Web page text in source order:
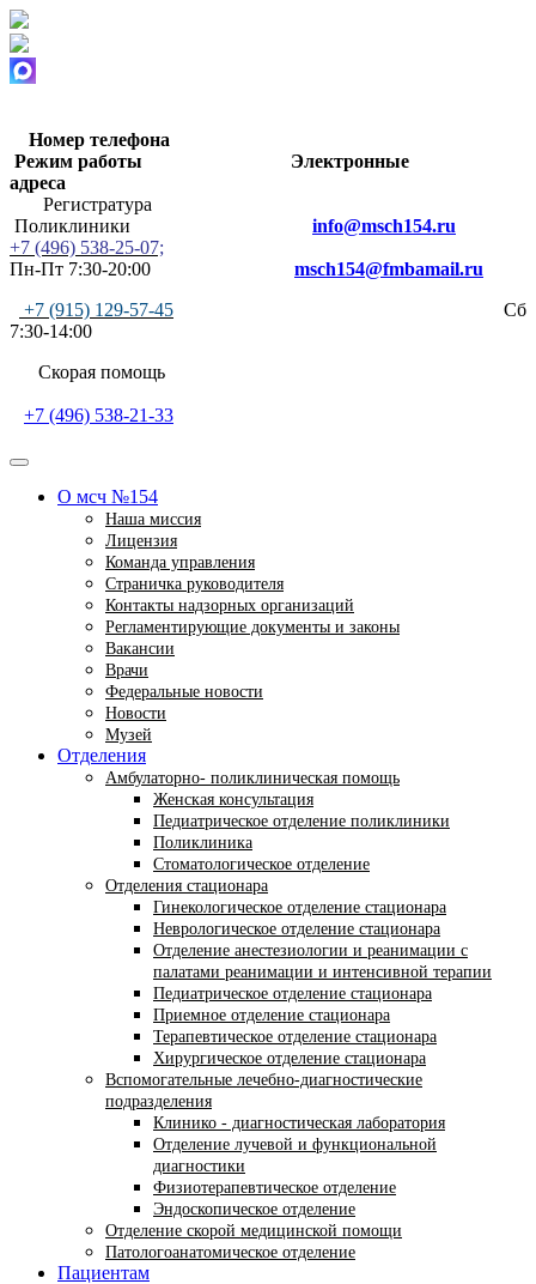
Номер телефона
Режим работы
Электронные
адреса
Регистратура
Поликлиники
info@msch154.ru
+7 (496) 538-25-07;
Пн-Пт 7:30-20:00 msch154@fmbamail.ru
+7 (915) 129-57-45
Сб
7:30-14:00
Скорая помощь
+7 (496) 538-21-33
О мсч №154
Наша миссия
Лицензия
Команда управления
Страничка руководителя
Контакты надзорных организаций
Регламентирующие документы и законы
Вакансии
Врачи
Федеральные новости
Новости
Музей
Отделения
Амбулаторно- поликлиническая помощь
Женская консультация
Педиатрическое отделение поликлиники
Поликлиника
Стоматологическое отделение
Отделения стационара
Гинекологическое отделение стационара
Неврологическое отделение стационара
Отделение анестезиологии и реанимации с
палатами реанимации и интенсивной терапии
Педиатрическое отделение стационара
Приемное отделение стационара
Терапевтическое отделение стационара
Хирургическое отделение стационара
Вспомогательные лечебно-диагностические
подразделения
Клинико - диагностическая лаборатория
Отделение лучевой и функциональной
диагностики
Физиотерапевтическое отделение
Эндоскопическое отделение
Отделение скорой медицинской помощи
Патологоанатомическое отделение
Пациентам